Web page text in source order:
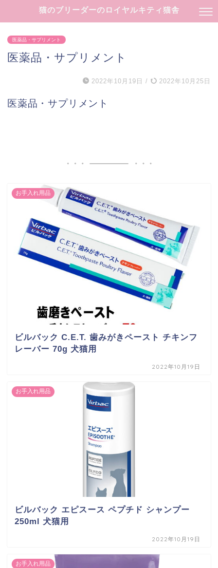
猫のブリーダーのロイヤルキティ猫舎
医薬品・サプリメント
医薬品・サプリメント
2022年10月19日 / 2022年10月25日
医薬品・サプリメント
お手入れ用品
ビルバック C.E.T. 歯みがきペースト チキンフ
レーバー 70g 犬猫用
2022年10月19日
お手入れ用品
ビルバック エピスース ペプチド シャンプー
250ml 犬猫用
2022年10月19日
お手入れ用品